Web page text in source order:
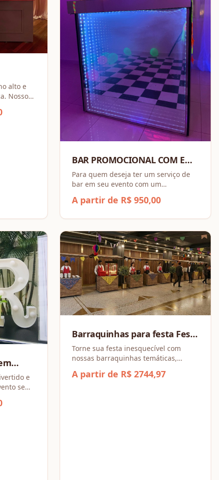
alto e
Nosso
BAR PROMOCIONAL COM E
SEM ÁLCOOL
Para quem deseja ter um serviço de
bar em seu evento com um
A partir de R$ 950,00
e
sem
Barraquinhas para festa Festa
Junina (Combo a partir de 4
barracas)
Torne sua festa inesquecível com
nossas barraquinhas temáticas,
opções para todos os gostos!
A partir de R$ 2744,97